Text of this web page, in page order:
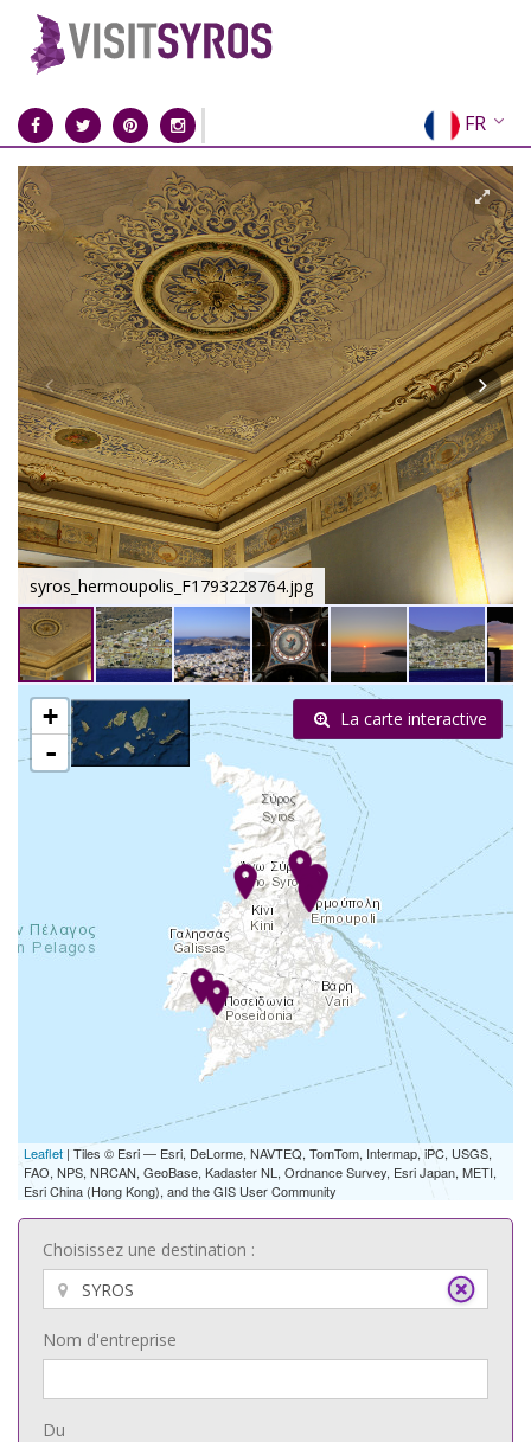
FR
EN
EL
DE
IT
ES
RU
CN
syros_hermoupolis_F1793228764.jpg
+
-
Leaflet | Tiles © Esri — Esri, DeLorme, NAVTEQ, TomTom, Intermap, iPC, USGS,
FAO, NPS, NRCAN, GeoBase, Kadaster NL, Ordnance Survey, Esri Japan, METI,
Esri China (Hong Kong), and the GIS User Community
La carte interactive
Choisissez une destination :
Nom d'entreprise
Du